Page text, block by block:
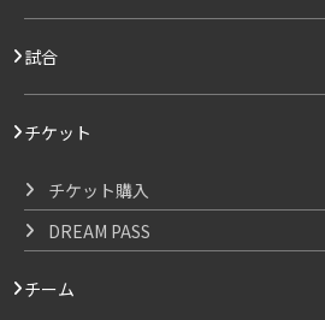
試合
チケット
チケット購入
DREAM PASS
チーム